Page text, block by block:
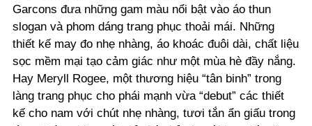
Garcons đưa những gam màu nổi bật vào áo thun
slogan và phom dáng trang phục thoải mái. Những
thiết kế may đo nhẹ nhàng, áo khoác đuôi dài, chất liệu
sọc mềm mại tạo cảm giác như một mùa hè đầy nắng.
Hay Meryll Rogee, một thương hiệu “tân binh” trong
làng trang phục cho phái mạnh vừa “debut” các thiết
kế cho nam với chút nhẹ nhàng, tươi tắn ẩn giấu trong